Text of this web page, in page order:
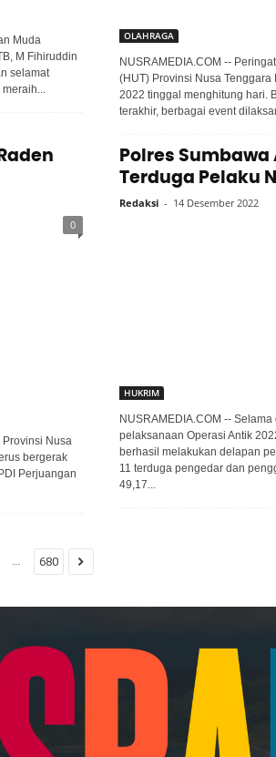
Muda
M Fihiruddin
selamat
OLAHRAGA
NUSRAMEDIA.COM --
(HUT) Provinsi Nusa Tenggara
2022 tinggal menghitung hari.
terakhir, berbagai event
0
Provinsi Nusa
bergerak
Perjuangan
Polres Sumbawa
Terduga Pelaku
Redaksi - 14 Desember 2022
HUKRIM
NUSRAMEDIA.COM -- Selama
pelaksanaan Operasi Antik
berhasil melakukan delapan
11 terduga pengedar dan
49,17...
... 680